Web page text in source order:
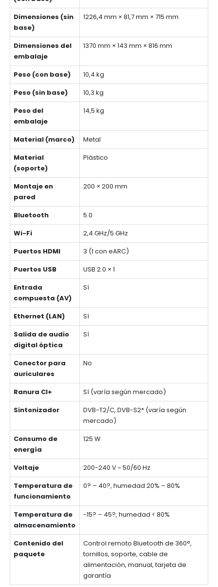
Dimensiones (sin
base)
1226,4 mm × 81,7 mm × 715 mm
Dimensiones del
embalaje
1370 mm × 143 mm × 816 mm
Peso (con base)
10,4 kg
Peso (sin base)
10,3 kg
Peso del
embalaje
14,5 kg
Material (marco)
Metal
Material
(soporte)
Plástico
Montaje en
pared
200 × 200 mm
Bluetooth
5.0
Wi-Fi
2,4 GHz/5 GHz
Puertos HDMI
3 (1 con eARC)
Puertos USB
USB 2.0 × 1
Entrada
compuesta (AV)
Sí
Ethernet (LAN)
Sí
Salida de audio
digital óptica
Sí
Conector para
auriculares
No
Ranura CI+
Sí (varía según mercado)
Sintonizador
DVB-T2/C, DVB-S2* (varía según
mercado)
Consumo de
energía
125 W
Voltaje
200-240 V ~ 50/60 Hz
Temperatura de
funcionamiento
0? – 40?, humedad 20% – 80%
Temperatura de
almacenamiento
-15? – 45?, humedad < 80%
Contenido del
paquete
Control remoto Bluetooth de 360°,
tornillos, soporte, cable de
alimentación, manual, tarjeta de
garantía